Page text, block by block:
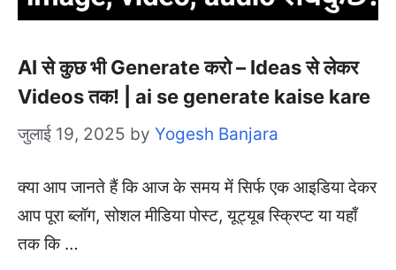
AI से कुछ भी Generate करो – Ideas से लेकर
Videos तक! | ai se generate kaise kare
जुलाई 19, 2025 by Yogesh Banjara
क्या आप जानते हैं कि आज के समय में सिर्फ एक आइडिया देकर
आप पूरा ब्लॉग, सोशल मीडिया पोस्ट, यूट्यूब स्क्रिप्ट या यहाँ
तक कि …